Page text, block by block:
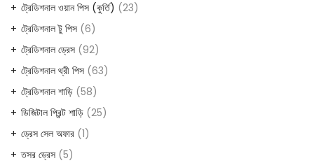
ট্রেডিশনাল ওয়ান পিস (কুর্তি)
23
ট্রেডিশনাল টু পিস 6
ট্রেডিশনাল ড্রেস 92
ট্রেডিশনাল থ্রী পিস 63
ট্রেডিশনাল শাড়ি 58
ডিজিটাল প্রিন্ট শাড়ি 25
ড্রেস সেল অফার 1
তসর ড্রেস 5